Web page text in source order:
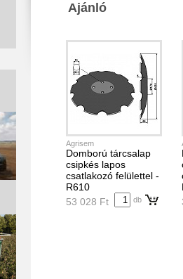
Ajánló
Agrisem
Domború tárcsalap
csipkés lapos
csatlakozó felülettel -
R610
53 028 Ft
db